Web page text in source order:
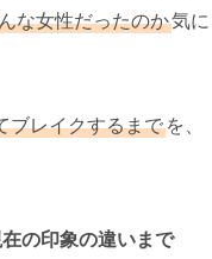
な女性だったのか気に
ブレイクするまで を、
の印象の違いまで